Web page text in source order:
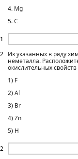
1
4. Mg
5. C
2
2
Из указанных в ряду
неметалла.
окислительных
1) F
2) Al
3) Br
4) Zn
5) H